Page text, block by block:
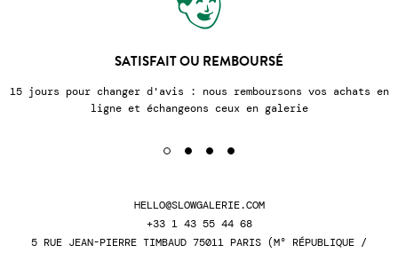
SATISFAIT OU REMBOURSÉ
pour changer d'avis : nous remboursons vos achats en
ligne et échangeons ceux en galerie
Nous
HELLO@SLOWGALERIE.COM
+33 1 43 55 44 68
5 RUE JEAN-PIERRE TIMBAUD 75011 PARIS (M° RÉPUBLIQUE /